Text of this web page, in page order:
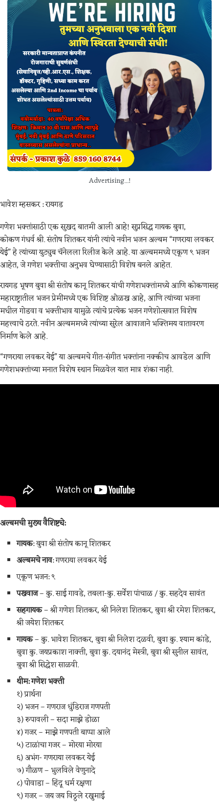
Advertising...!
भावेश म्हसकर : रायगड
गणेश भक्तांसाठी एक सुखद बातमी आली आहे! सुप्रसिद्ध गायक बुवा,
कोकण गंधर्व श्री. संतोष शितकर यांनी त्यांचे नवीन भजन अल्बम “गणराया लवकर
येई” हे त्यांच्या युट्युब चॅनेलला रिलीज केले आहे. या अल्बममध्ये एकूण ९ भजन
आहेत, जे गणेश भक्तीचा अनुभव घेण्यासाठी विशेष बनले आहेत.
रायगड भूषण बुवा श्री संतोष कानू शितकर यांची गणेशभक्तांमध्ये आणि कोकणासह
महाराष्ट्रातील भजन प्रेमींमध्ये एक विशिष्ट ओळख आहे, आणि त्यांच्या भजना
मधील गोडवा व भक्तीभाव यामुळे त्यांचे प्रत्येक भजन गणेशोत्सवात विशेष
महत्त्वाचे ठरते. नवीन अल्बममध्ये त्यांच्या सुरेल आवाजाने भक्तिमय वातावरण
निर्माण केले आहे.
“गणराया लवकर येई” या अल्बमचे गीत-संगीत भक्तांना नक्कीच आवडेल आणि
गणेशभक्तांच्या मनात विशेष स्थान मिळवेल यात मात्र शंका नाही.
अल्बमची मुख्य वैशिष्ट्ये:
गायक: बुवा श्री संतोष कानू शितकर
अल्बमचे नाव: गणराया लवकर येई
एकूण भजन: ९
पखवाज– कु. साई गावडे, तबला-कु. सर्वेश पांचाळ / कु. सहदेव सावंत
सहगायक– श्री गणेश शितकर, श्री निलेश शितकर, बुवा श्री रमेश शितकर,
श्री जयेश शितकर
गायक– कु. भावेश शितकर, बुवा श्री निलेश दळवी, बुवा कु. श्याम कांडे,
बुवा कु. जयप्रकाश नाक्ती, बुवा कु. दयानंद मेस्त्री, बुवा श्री सुनील सावंत,
बुवा श्री सिद्धेश साळवी.
थीम: गणेश भक्ती
१) प्रार्थना
२) भजन – गणराज धुंडिराज गणपती
३) रुपावली – सदा माझे डोळा
४) गजर – माझे गणपती बाप्पा आले
५) टाळांचा गजर – मोरया मोरया
६) अभंग- गणराया लवकर येई
७) गौळण – भुलविले वेणुनादे
८) पोवाडा – हिंदू धर्म रक्षणा
९) गजर – जय जय विठ्ठले रखुमाई